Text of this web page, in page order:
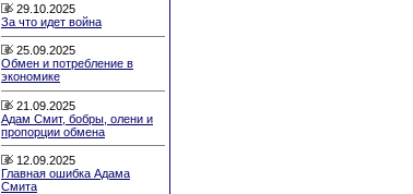
29.10.2025
За что идет война
25.09.2025
Обмен и потребление в
экономике
21.09.2025
Адам Смит, бобры, олени и
пропорции обмена
12.09.2025
Главная ошибка Адама
Смита